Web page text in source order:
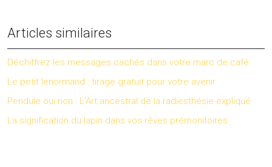
Articles similaires
Déchiffrez les messages cachés dans votre marc de café
Le petit lenormand : tirage gratuit pour votre avenir
Pendule oui non : L’Art ancestral de la radiesthésie expliqué
La signification du lapin dans vos rêves prémonitoires